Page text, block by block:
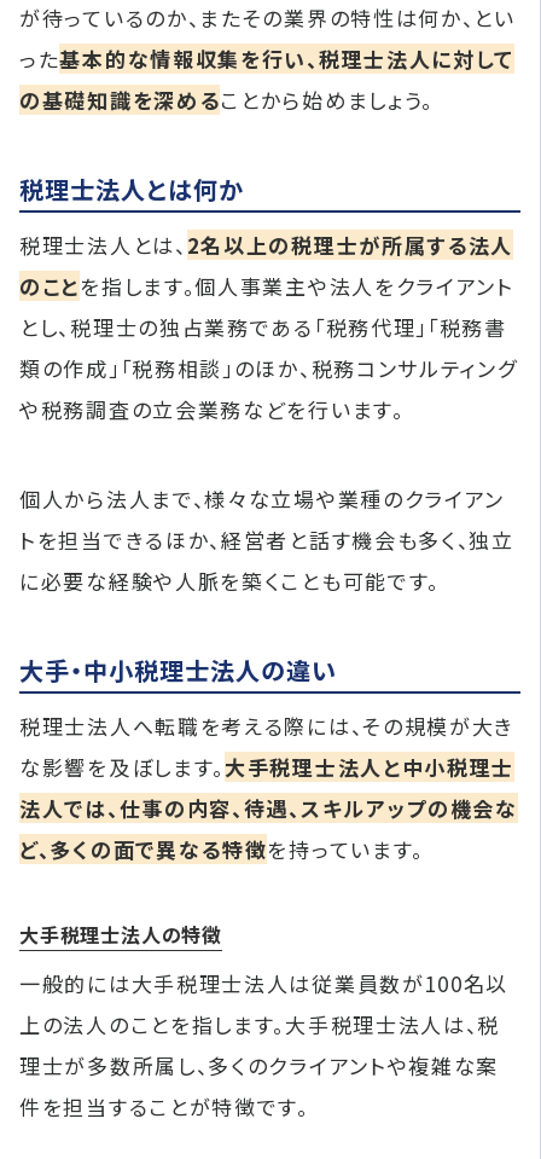
が待っているのか、またその業界の特性は何か、とい
った基本的な情報収集を行い、税理士法人に対して
の基礎知識を深めることから始めましょう。
税理士法人とは何か
税理士法人とは、 2名以上の税理士が所属する法人
のことを指します。個人事業主や法人をクライアント
とし、税理士の独占業務である「税務代理」「税務書
類の作成」「税務相談」のほか、税務コンサルティング
や税務調査の立会業務などを行います。
個人から法人まで、様々な立場や業種のクライアン
トを担当できるほか、経営者と話す機会も多く、独立
に必要な経験や人脈を築くことも可能です。
大手・中小税理士法人の違い
税理士法人へ転職を考える際には、その規模が大き
な影響を及ぼします。 大手税理士法人と中小税理士
法人では、仕事の内容、待遇、スキルアップの機会な
ど、多くの面で異なる特徴を持っています。
大手税理士法人の特徴
一般的には大手税理士法人は従業員数が100名以
上の法人のことを指します。大手税理士法人は、税
理士が多数所属し、多くのクライアントや複雑な案
件を担当することが特徴です。